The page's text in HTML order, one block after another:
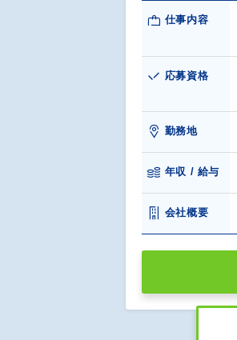
仕事内容
応募資格
勤務地
年収 / 給与
会社概要